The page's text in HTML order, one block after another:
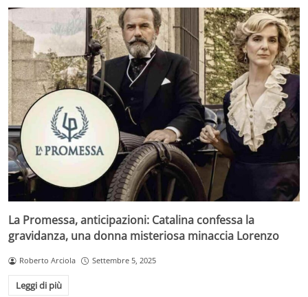
La Promessa, anticipazioni: Catalina confessa la
gravidanza, una donna misteriosa minaccia Lorenzo
Roberto Arciola Settembre 5, 2025
Leggi di più